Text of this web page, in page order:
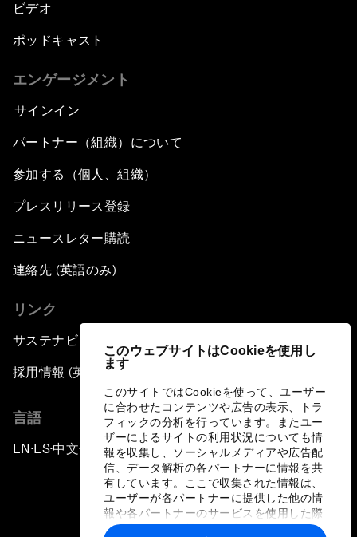
このウェブサイトはCookieを使用し
ます
このサイトではCookieを使って、ユーザー
に合わせたコンテンツや広告の表示、トラ
フィックの分析を行っています。またユー
ザーによるサイトの利用状況についても情
報を収集し、ソーシャルメディアや広告配
信、データ解析の各パートナーに情報を共
有しています。ここで収集された情報は、
ユーザーが各パートナーに提供した他の情
報や各パートナーのサービスを使用した際
に収集された情報と組み合わされ、各パー
ビデオ
ポッドキャスト
エンゲージメント
サインイン
パートナー（組織）について
参加する（個人、組織）
プレスリリース登録
ニュースレター購読
連絡先 (英語のみ)
リンク
サステナビリティへの取り組み
採用情報 (英語のみ)
言語
EN ▪ES▪中文▪ 日本語